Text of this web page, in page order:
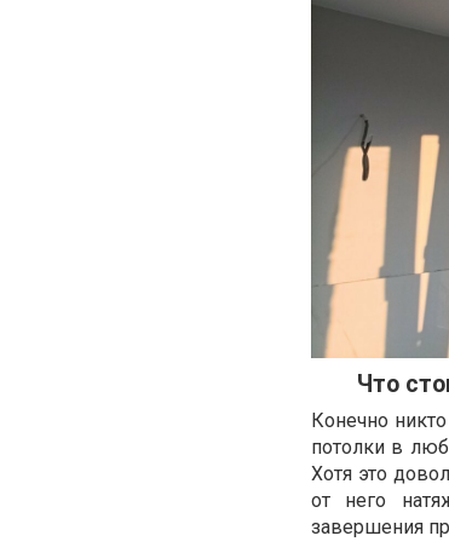
Что
Конечно
потолки в
Хотя это
от него
завершения